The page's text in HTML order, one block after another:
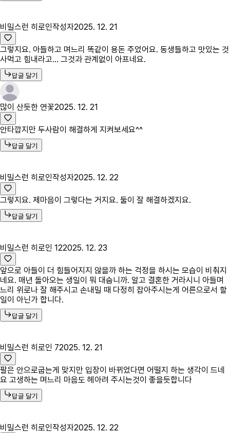
비밀스런 히로인작성자2025. 12. 21
그렇지요. 아들하고 며느리 똑같이 용돈 주었어요. 동생들하고 맛있는 것
사먹고 힘내라고... 그것과 관계없이 아프네요.
답글 달기
많이 산듯한 연꽃2025. 12. 21
안타깝지만 두사람이 해결하게 지켜보세요^^
답글 달기
비밀스런 히로인작성자2025. 12. 22
그렇지요. 제마음이 그렇다는 거지요. 둘이 잘 해결하겠지요.
답글 달기
비밀스런 히로인 122025. 12. 23
앞으로 아들이 더 힘들어지지 않을까 하는 걱정을 하시는 모습이 비춰지
네요. 매년 돌아오는 생일이 뭐 대숩니까. 알고 결혼한 거라시니 아들며
느리 위로나 잘 해주시고 손내밀 때 다정히 잡아주시는게 어른으로서 할
일이 아닌가 합니다.
답글 달기
비밀스런 히로인 72025. 12. 21
팔은 안으로굽는게 맞지만 입장이 바뀌었다면 어떨지 하는 생각이 드네
요 고생하는 며느리 마음도 헤아려 주시는것이 좋을듯합니다
답글 달기
비밀스런 히로인작성자2025. 12. 22